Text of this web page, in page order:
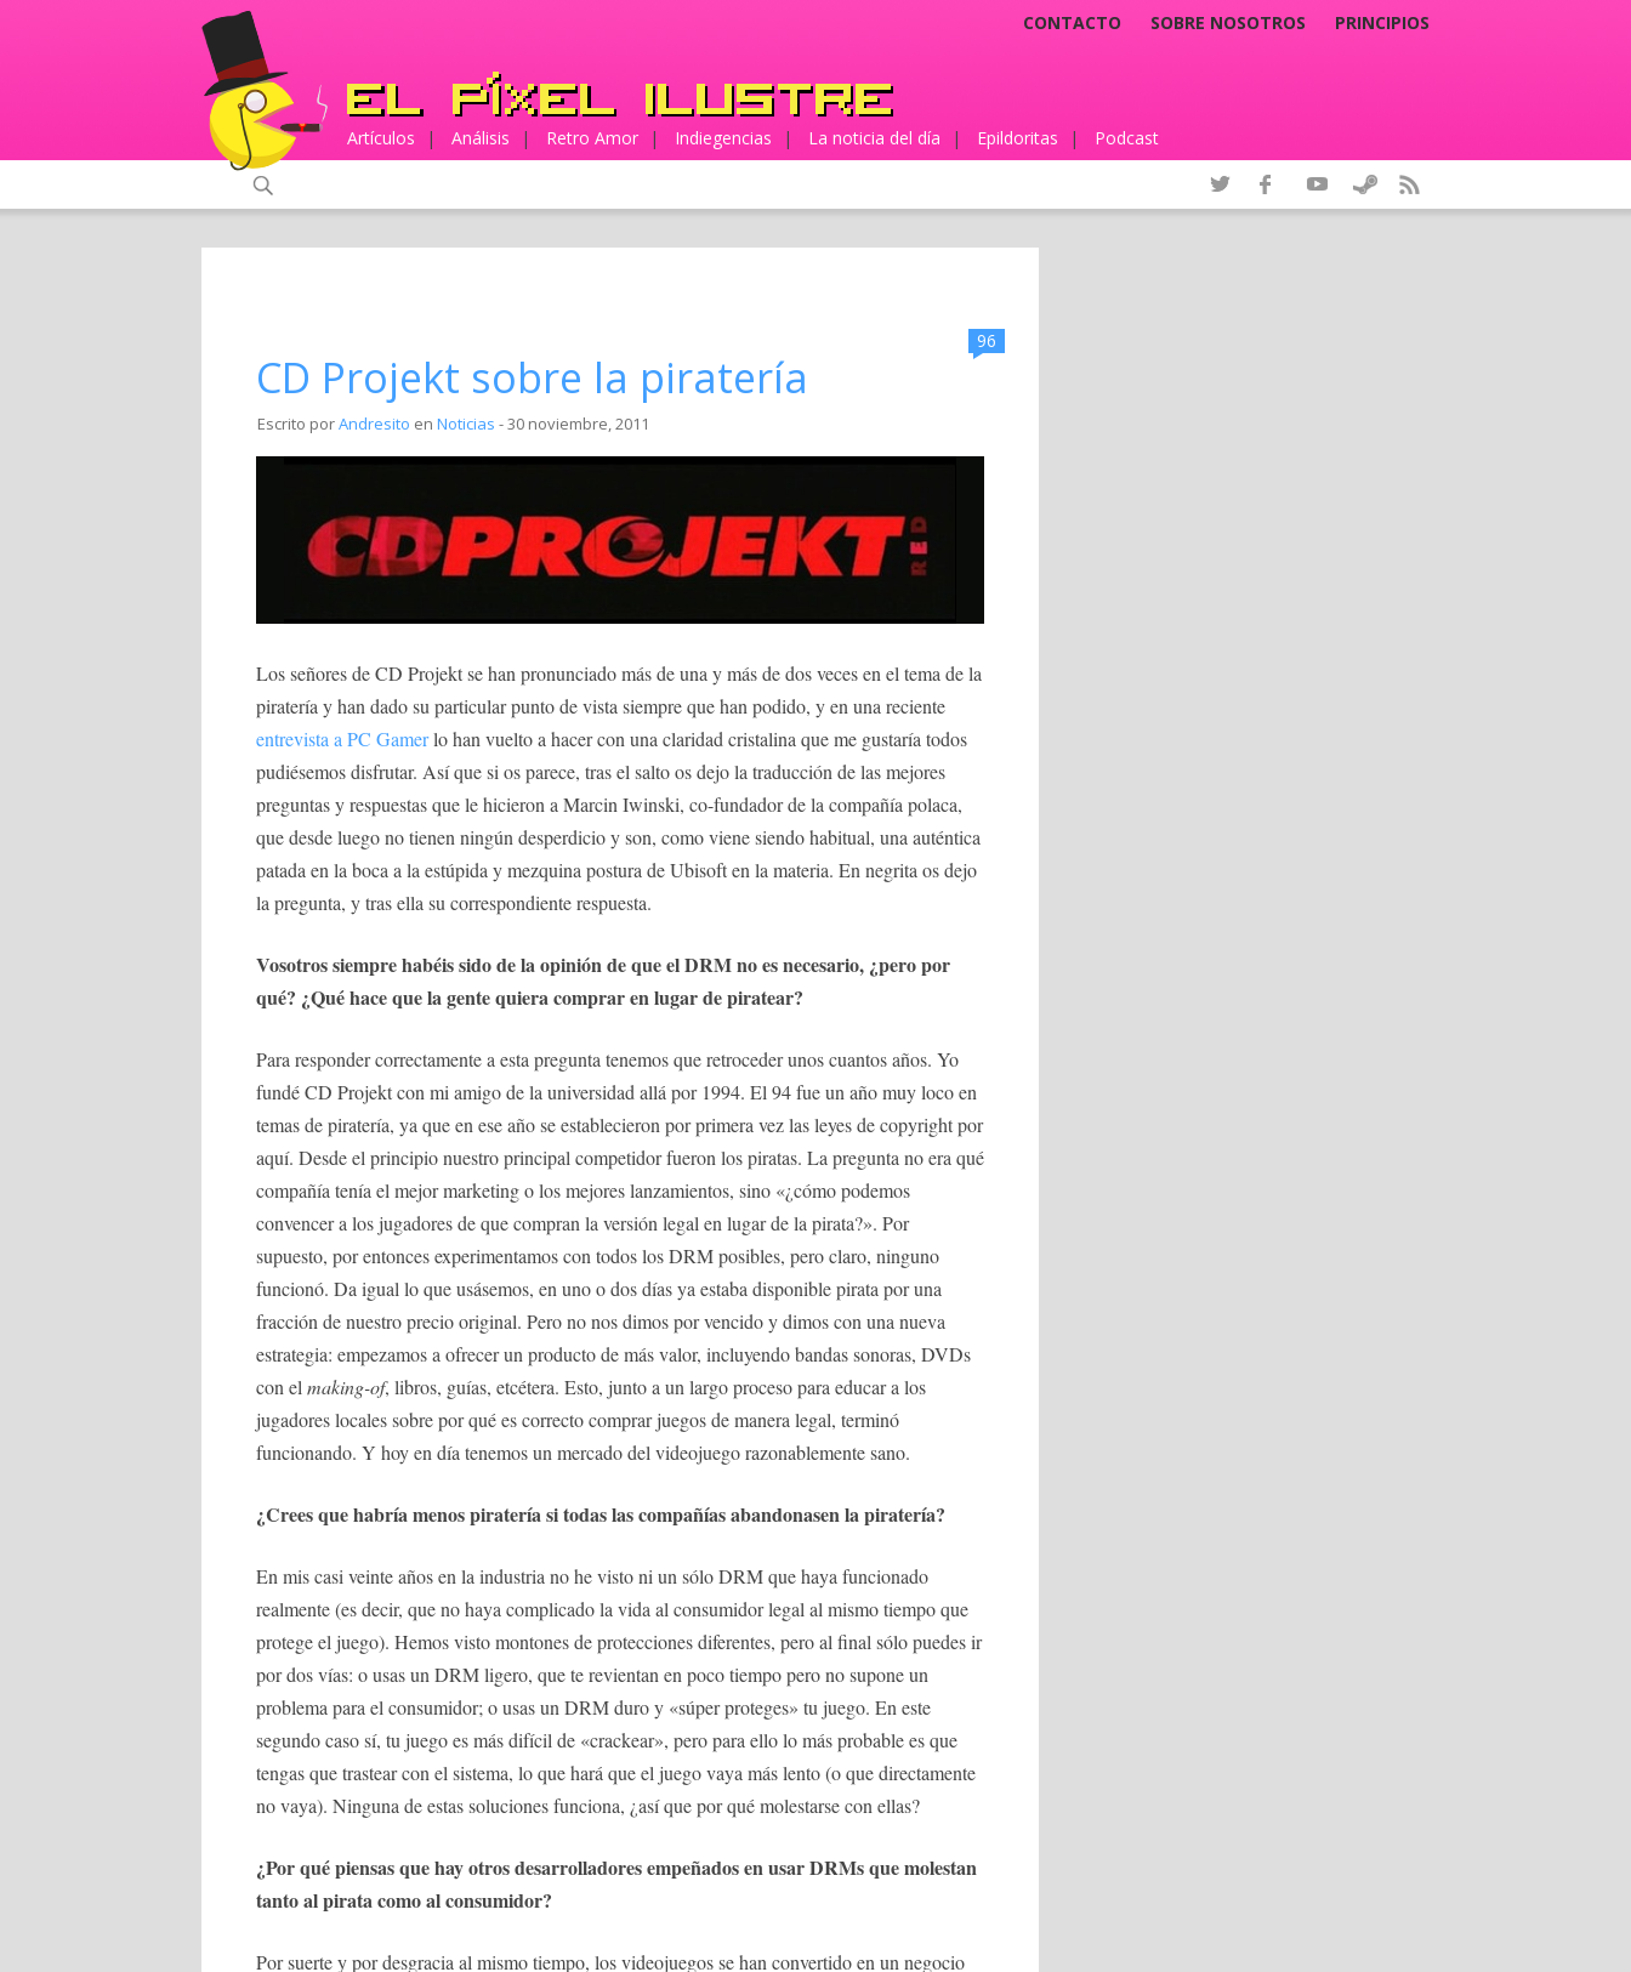
CONTACTO SOBRE NOSOTROS PRINCIPIOS
Artículos | Análisis | Retro Amor | Indiegencias | La noticia del día | Epildoritas | Podcast
96
CD Projekt sobre la piratería
Escrito porAndresito en Noticias - 30 noviembre, 2011
Los señores de CD Projekt se han pronunciado más de una y más de dos veces en el tema de la
piratería y han dado su particular punto de vista siempre que han podido, y en una reciente
entrevista a PC Gamerlo han vuelto a hacer con una claridad cristalina que me gustaría todos
pudiésemos disfrutar. Así que si os parece, tras el salto os dejo la traducción de las mejores
preguntas y respuestas que le hicieron a Marcin Iwinski, co-fundador de la compañía polaca,
que desde luego no tienen ningún desperdicio y son, como viene siendo habitual, una auténtica
patada en la boca a la estúpida y mezquina postura de Ubisoft en la materia. En negrita os dejo
la pregunta, y tras ella su correspondiente respuesta.
Vosotros siempre habéis sido de la opinión de que el DRM no es necesario, ¿pero por
qué? ¿Qué hace que la gente quiera comprar en lugar de piratear?
Para responder correctamente a esta pregunta tenemos que retroceder unos cuantos años. Yo
fundé CD Projekt con mi amigo de la universidad allá por 1994. El 94 fue un año muy loco en
temas de piratería, ya que en ese año se establecieron por primera vez las leyes de copyright por
aquí. Desde el principio nuestro principal competidor fueron los piratas. La pregunta no era qué
compañía tenía el mejor marketing o los mejores lanzamientos, sino «¿cómo podemos
convencer a los jugadores de que compran la versión legal en lugar de la pirata?». Por
supuesto, por entonces experimentamos con todos los DRM posibles, pero claro, ninguno
funcionó. Da igual lo que usásemos, en uno o dos días ya estaba disponible pirata por una
fracción de nuestro precio original. Pero no nos dimos por vencido y dimos con una nueva
estrategia: empezamos a ofrecer un producto de más valor, incluyendo bandas sonoras, DVDs
con elmaking-of, libros, guías, etcétera. Esto, junto a un largo proceso para educar a los
jugadores locales sobre por qué es correcto comprar juegos de manera legal, terminó
funcionando. Y hoy en día tenemos un mercado del videojuego razonablemente sano.
¿Crees que habría menos piratería si todas las compañías abandonasen la piratería?
En mis casi veinte años en la industria no he visto ni un sólo DRM que haya funcionado
realmente (es decir, que no haya complicado la vida al consumidor legal al mismo tiempo que
protege el juego). Hemos visto montones de protecciones diferentes, pero al final sólo puedes ir
por dos vías: o usas un DRM ligero, que te revientan en poco tiempo pero no supone un
problema para el consumidor; o usas un DRM duro y «súper proteges» tu juego. En este
segundo caso sí, tu juego es más difícil de «crackear», pero para ello lo más probable es que
tengas que trastear con el sistema, lo que hará que el juego vaya más lento (o que directamente
no vaya). Ninguna de estas soluciones funciona, ¿así que por qué molestarse con ellas?
¿Por qué piensas que hay otros desarrolladores empeñados en usar DRMs que molestan
tanto al pirata como al consumidor?
Por suerte y por desgracia al mismo tiempo, los videojuegos se han convertido en un negocio